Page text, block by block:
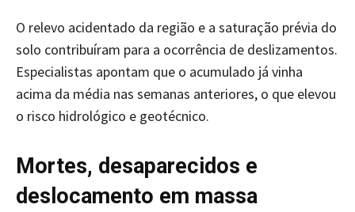
O relevo acidentado da região e a saturação prévia do
solo contribuíram para a ocorrência de deslizamentos.
Especialistas apontam que o acumulado já vinha
acima da média nas semanas anteriores, o que elevou
o risco hidrológico e geotécnico.
Mortes, desaparecidos e
deslocamento em massa